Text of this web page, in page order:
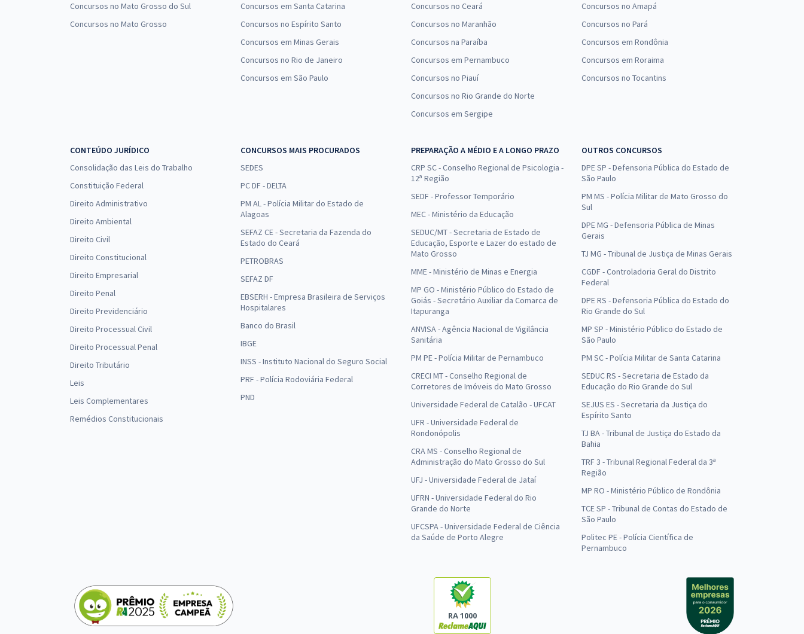
Concursos no Mato Grosso do Sul
Concursos no Mato Grosso
Concursos em Santa Catarina
Concursos no Espírito Santo
Concursos em Minas Gerais
Concursos no Rio de Janeiro
Concursos em São Paulo
Concursos no Ceará
Concursos no Maranhão
Concursos na Paraíba
Concursos em Pernambuco
Concursos no Piauí
Concursos no Rio Grande do Norte
Concursos em Sergipe
Concursos no Amapá
Concursos no Pará
Concursos em Rondônia
Concursos em Roraima
Concursos no Tocantins
CONTEÚDO JURÍDICO
Consolidação das Leis do Trabalho
Constituição Federal
Direito Administrativo
Direito Ambiental
Direito Civil
Direito Constitucional
Direito Empresarial
Direito Penal
Direito Previdenciário
Direito Processual Civil
Direito Processual Penal
Direito Tributário
Leis
Leis Complementares
Remédios Constitucionais
CONCURSOS MAIS PROCURADOS
SEDES
PC DF - DELTA
PM AL - Polícia Militar do Estado de
Alagoas
SEFAZ CE - Secretaria da Fazenda do
Estado do Ceará
PETROBRAS
SEFAZ DF
EBSERH - Empresa Brasileira de Serviços
Hospitalares
Banco do Brasil
IBGE
INSS - Instituto Nacional do Seguro Social
PRF - Polícia Rodoviária Federal
PND
PREPARAÇÃO A MÉDIO E A LONGO PRAZO
CRP SC - Conselho Regional de Psicologia -
12ª Região
SEDF - Professor Temporário
MEC - Ministério da Educação
SEDUC/MT - Secretaria de Estado de
Educação, Esporte e Lazer do estado de
Mato Grosso
MME - Ministério de Minas e Energia
MP GO - Ministério Público do Estado de
Goiás - Secretário Auxiliar da Comarca de
Itapuranga
ANVISA - Agência Nacional de Vigilância
Sanitária
PM PE - Polícia Militar de Pernambuco
CRECI MT - Conselho Regional de
Corretores de Imóveis do Mato Grosso
Universidade Federal de Catalão - UFCAT
UFR - Universidade Federal de
Rondonópolis
CRA MS - Conselho Regional de
Administração do Mato Grosso do Sul
UFJ - Universidade Federal de Jataí
UFRN - Universidade Federal do Rio
Grande do Norte
UFCSPA - Universidade Federal de Ciência
da Saúde de Porto Alegre
OUTROS CONCURSOS
DPE SP - Defensoria Pública do Estado de
São Paulo
PM MS - Polícia Militar de Mato Grosso do
Sul
DPE MG - Defensoria Pública de Minas
Gerais
TJ MG - Tribunal de Justiça de Minas Gerais
CGDF - Controladoria Geral do Distrito
Federal
DPE RS - Defensoria Pública do Estado do
Rio Grande do Sul
MP SP - Ministério Público do Estado de
São Paulo
PM SC - Polícia Militar de Santa Catarina
SEDUC RS - Secretaria de Estado da
Educação do Rio Grande do Sul
SEJUS ES - Secretaria da Justiça do
Espírito Santo
TJ BA - Tribunal de Justiça do Estado da
Bahia
TRF 3 - Tribunal Regional Federal da 3ª
Região
MP RO - Ministério Público de Rondônia
TCE SP - Tribunal de Contas do Estado de
São Paulo
Politec PE - Polícia Científica de
Pernambuco
RA 1000